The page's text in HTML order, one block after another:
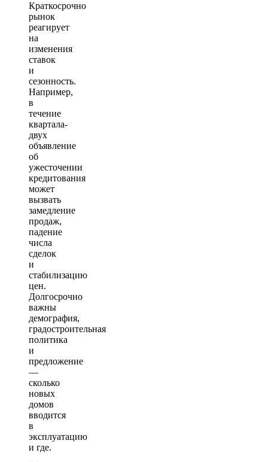
Краткосрочно
рынок
реагирует
на
изменения
ставок
и
сезонность.
Например,
в
течение
квартала-
двух
объявление
об
ужесточении
кредитования
может
вызвать
замедление
продаж,
падение
числа
сделок
и
стабилизацию
цен.
Долгосрочно
важны
демография,
градостроительная
политика
и
предложение
—
сколько
новых
домов
вводится
в
эксплуатацию
и где.